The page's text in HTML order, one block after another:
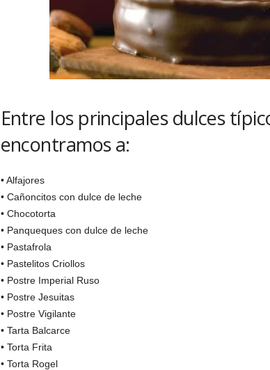
Entre los principales dulces
encontramos a:
• Alfajores
• Cañoncitos con dulce de leche
• Chocotorta
• Panqueques con dulce de leche
• Pastafrola
• Pastelitos Criollos
• Postre Imperial Ruso
• Postre Jesuitas
• Postre Vigilante
• Tarta Balcarce
• Torta Frita
• Torta Rogel